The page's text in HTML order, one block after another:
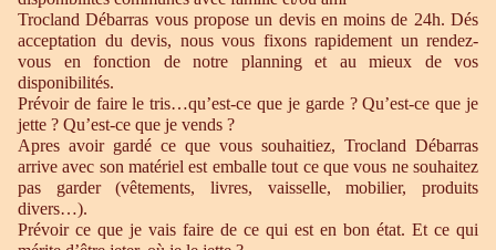
Trocland Débarras vous propose un devis en moins de 24h. Dés
acceptation du devis, nous vous fixons rapidement un rendez-
vous en fonction de notre planning et au mieux de vos
disponibilités.
Prévoir de faire le tris…qu’est-ce que je garde ? Qu’est-ce que je
jette ? Qu’est-ce que je vends ?
Apres avoir gardé ce que vous souhaitiez, Trocland Débarras
arrive avec son matériel est emballe tout ce que vous ne souhaitez
pas garder (vêtements, livres, vaisselle, mobilier, produits
divers…).
Prévoir ce que je vais faire de ce qui est en bon état. Et ce qui